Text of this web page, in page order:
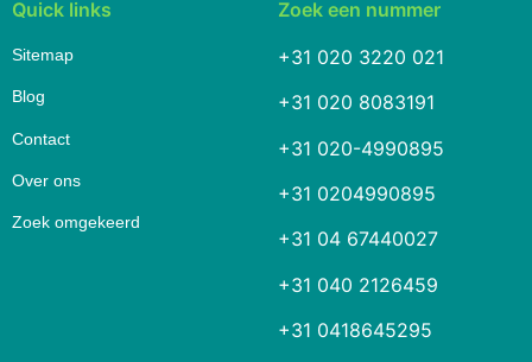
Quick links
Sitemap
Blog
Contact
Over ons
Zoek omgekeerd
Zoek een nummer
+31 020 3220 021
+31 020 8083191
+31 020-4990895
+31 0204990895
+31 04 67440027
+31 040 2126459
+31 0418645295